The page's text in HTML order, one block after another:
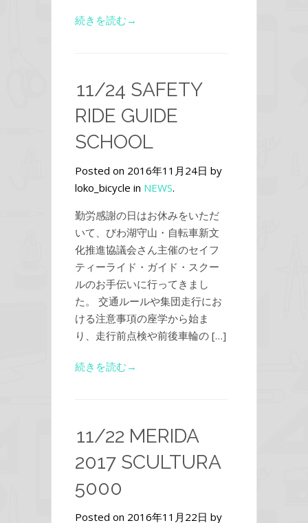
続きを読む→
11/24 SAFETY
RIDE GUIDE
SCHOOL
Posted on 2016年11月24日 by
loko_bicycle in NEWS.
勤労感謝の日はお休みをいただ
いて、びわ湖守山・自転車新文
化推進協議会さん主催のセイフ
ティーライド・ガイド・スクー
ルのお手伝いに行ってきまし
た。 交通ルールや集団走行にお
ける注意事項の座学から始ま
り、走行前点検や前後車輪の […]
続きを読む→
11/22 MERIDA
2017 SCULTURA
5000
Posted on 2016年11月22日 by